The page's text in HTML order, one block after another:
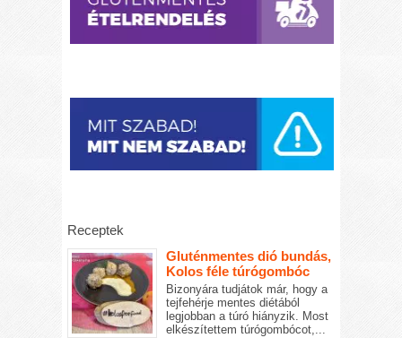
Receptek
Gluténmentes dió bundás,
Kolos féle túrógombóc
Bizonyára tudjátok már, hogy a
tejfehérje mentes diétából
legjobban a túró hiányzik. Most
elkészítettem túrógombócot,...